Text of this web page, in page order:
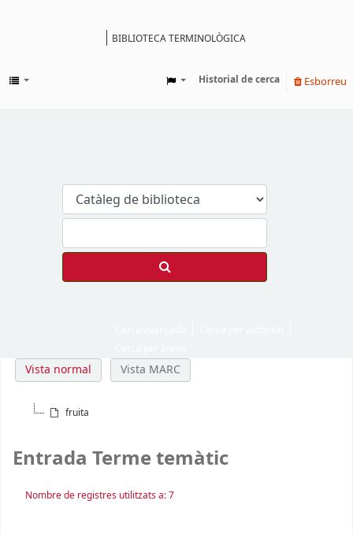
BIBLIOTECA TERMINOLÒGICA
Historial de cerca Esborreu
Vista normal Vista MARC
fruita
Entrada Terme temàtic
Nombre de registres utilitzats a: 7